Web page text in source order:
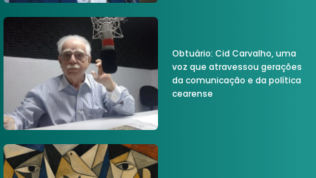
Obtuário: Cid Carvalho, uma
voz que atravessou gerações
da comunicação e da política
cearense